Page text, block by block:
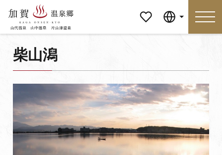
ージ
特集 おすすめの過ごし方
見どころ 食べる
Language
柴山潟